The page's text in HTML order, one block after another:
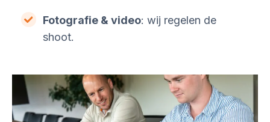
Fotografie & video: wij regelen de
shoot.